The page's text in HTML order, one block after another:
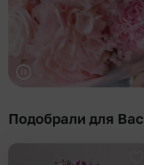
Подобрали для Вас